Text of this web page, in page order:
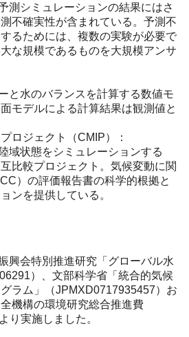
測シミュレーションの結果にはさ
不確実性が含まれている。予測不
るためには、複数の実験が必要で
な規模であるものを大規模アンサ
と水のバランスを計算する数値モ
モデルによる計算結果は観測値と
ロジェクト（CMIP）：
域状態をシミュレーションする
比較プロジェクト。気候変動に関
）の評価報告書の科学的根拠と
ンを提供している。
興会特別推進研究「グローバル水
）、文部科学省「統合的気候
ラム」（JPMXD0717935457）お
機構の環境研究総合推進費
り実施しました。